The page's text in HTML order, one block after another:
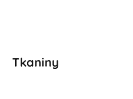
Tkaniny